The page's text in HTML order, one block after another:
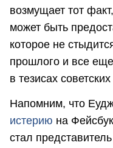
возмущает тот
может быть
которое не
прошлого и все
в тезисах
Напомним, что
истерию на
стал